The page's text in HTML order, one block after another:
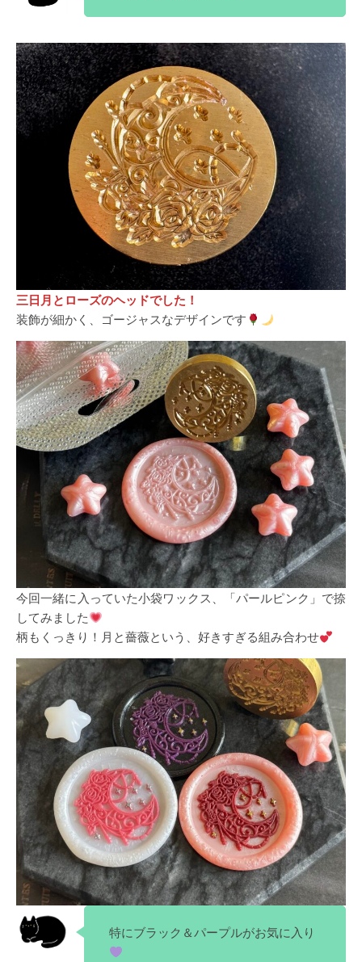
三日月とローズのヘッドでした！
装飾が細かく、ゴージャスなデザインです
今回一緒に入っていた小袋ワックス、「パールピンク」で捺
してみました
柄もくっきり！月と薔薇という、好きすぎる組み合わせ
特にブラック＆パープルがお気に入り